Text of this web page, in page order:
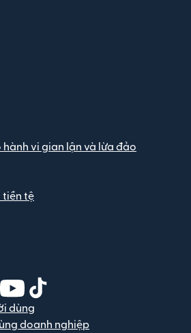
hành vi gian lận và lừa đảo
tiền tệ
mới)sổ mới)
cửa sổ mới)
(mở trong cửa sổ mới)
(mở trong cửa sổ mới)
dùng
doanh nghiệp